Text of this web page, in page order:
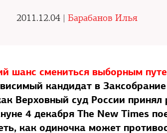
2011.12.04 | Барабанов Илья
шанс смениться выборным
кандидат в
Верховный суд России принял
4 декабря The New Times
как одиночка может